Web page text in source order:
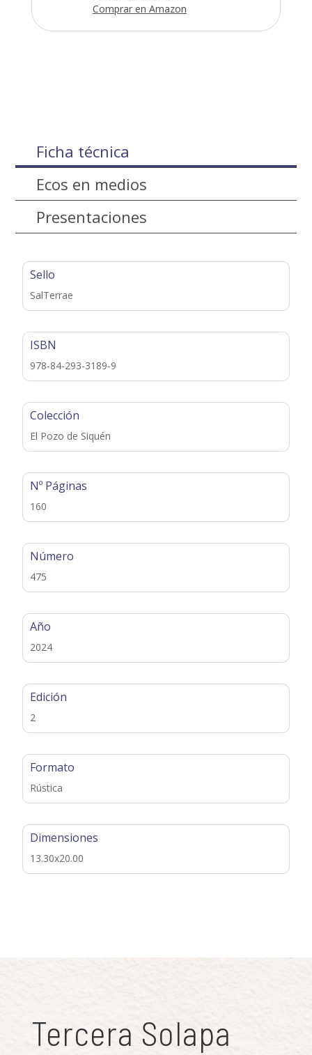
Comprar en Amazon
Ficha técnica
Ecos en medios
Presentaciones
Sello
SalTerrae
ISBN
978-84-293-3189-9
Colección
El Pozo de Siquén
Nº Páginas
160
Número
475
Año
2024
Edición
2
Formato
Rústica
Dimensiones
13.30x20.00
Tercera Solapa